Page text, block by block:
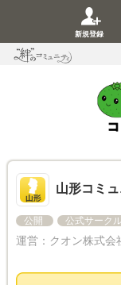
新規登録
山形コミ
公開 公式サーク
運営： クオン株式会